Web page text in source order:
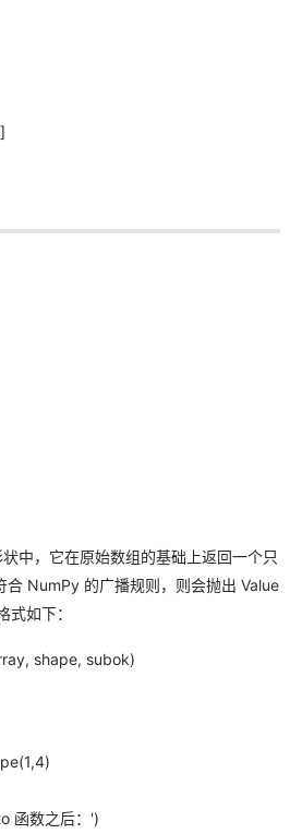
中，它在原始数组的基础上返回一个只
合 NumPy 的广播规则，则会抛出 Value
式如下：
shape, subok)
函数之后：')